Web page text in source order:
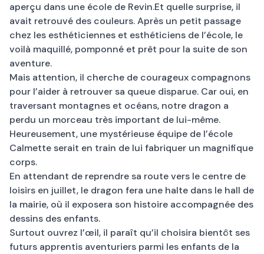
aperçu dans une école de Revin.Et quelle surprise, il
avait retrouvé des couleurs. Après un petit passage
chez les esthéticiennes et esthéticiens de l’école, le
voilà maquillé, pomponné et prêt pour la suite de son
aventure.
Mais attention, il cherche de courageux compagnons
pour l’aider à retrouver sa queue disparue. Car oui, en
traversant montagnes et océans, notre dragon a
perdu un morceau très important de lui-même.
Heureusement, une mystérieuse équipe de l’école
Calmette serait en train de lui fabriquer un magnifique
corps.
En attendant de reprendre sa route vers le centre de
loisirs en juillet, le dragon fera une halte dans le hall de
la mairie, où il exposera son histoire accompagnée des
dessins des enfants.
Surtout ouvrez l’œil, il paraît qu’il choisira bientôt ses
futurs apprentis aventuriers parmi les enfants de la